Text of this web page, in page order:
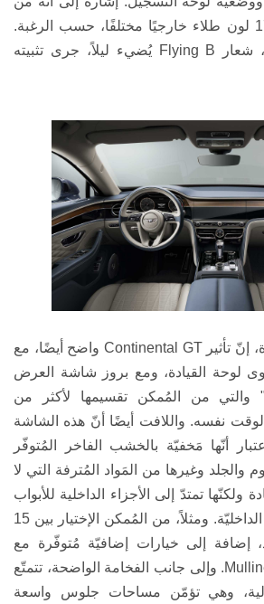
المُمكن الإختيار بين 17 لون طلاء خارجيًا مختلفًا، حسب الرغبة.
شعار Flying B يُضيء ليلاً، جرى تثبيته
إنّ تأثيرContinental GT واضح أيضًا، مع
لوحة القيادة، ومع بروز شاشة العرض
"إنشات" والتي من المُمكن تقسيمها لأكثر من
نفسه. واللافت أيضًا أنّ هذه الشاشة
أنّها مَخفيّة بالخشب الفاخر المُتوفّر
والجلد وغيرها من المَواد المُترفة التي لا
ولكنّها تمتدّ إلى الأجزاء الداخلية للأبواب
ولغيرها من المُكوّنات الداخليّة. ومثلاً، من المُمكن الإختيار بين 15
إضافة إلى خيارات إضافيّة مُتوفّرة مع
. وإلى جانب الفخامة الواضحة، تتمتّع
وهي تؤمّن مساحات جلوس واسعة